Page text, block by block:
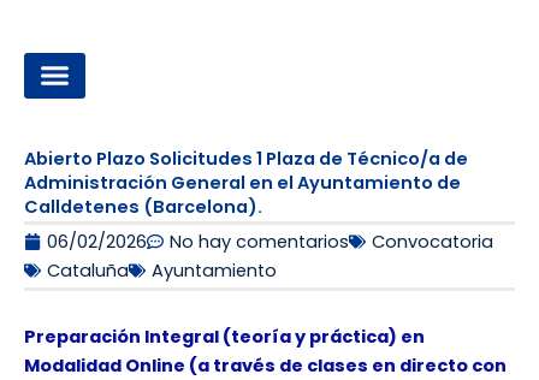
contenido
Abierto Plazo Solicitudes 1 Plaza de Técnico/a de
Administración General en el Ayuntamiento de
Calldetenes (Barcelona).
06/02/2026
No hay comentarios
Convocatoria
Cataluña
Ayuntamiento
Preparación Integral (teoría y práctica) en
Modalidad Online (a través de clases en directo con